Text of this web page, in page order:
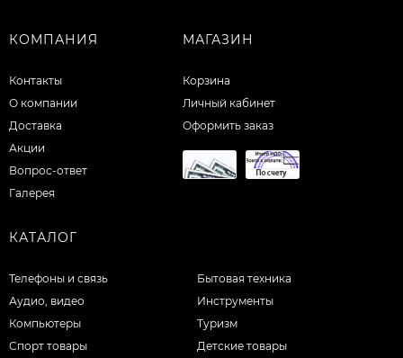
КОМПАНИЯ
Контакты
О компании
Доставка
Акции
Вопрос-ответ
Галерея
МАГАЗИН
Корзина
Личный кабинет
Оформить заказ
КАТАЛОГ
Телефоны и связь
Аудио, видео
Компьютеры
Спорт товары
Бытовая техника
Инструменты
Туризм
Детские товары